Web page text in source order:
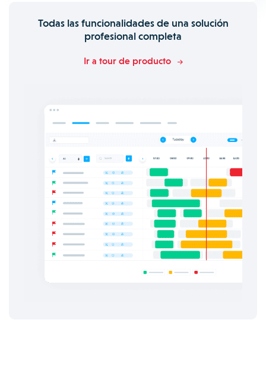
Todas las funcionalidades de una solución
profesional completa
Ir a tour de producto